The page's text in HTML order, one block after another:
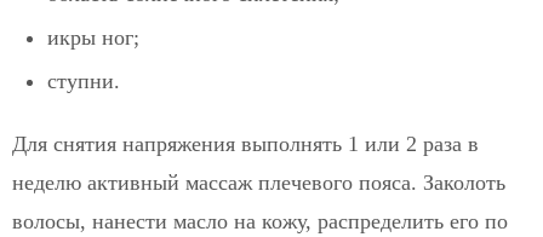
икры ног;
ступни.
Для снятия напряжения выполнять 1 или 2 раза в
неделю активный массаж плечевого пояса. Заколоть
волосы, нанести масло на кожу, распределить его по